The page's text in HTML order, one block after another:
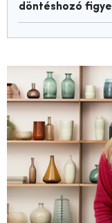
döntéshozó figyel